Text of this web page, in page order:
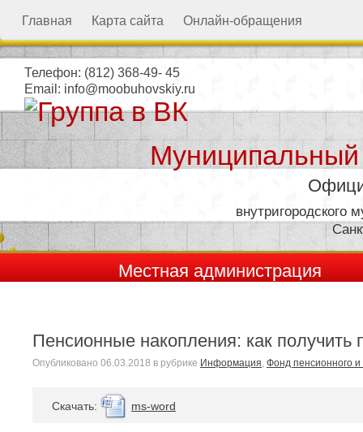
Главная Карта сайта Онлайн-обращения
Телефон: (812) 368-49- 45
Email: info@moobuhovskiy.ru
внутригородского
Местная администрация
Пенсионные накопления: как получить
Опубликовано 06.03.2018 в рубрике Информация, Фонд пенсионного
Cкачать: ms-word